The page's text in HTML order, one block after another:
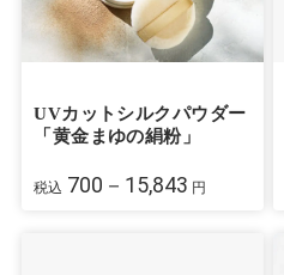
UVカットシルクパウダー
「黄金まゆの絹粉」
税込 700－15,843 円